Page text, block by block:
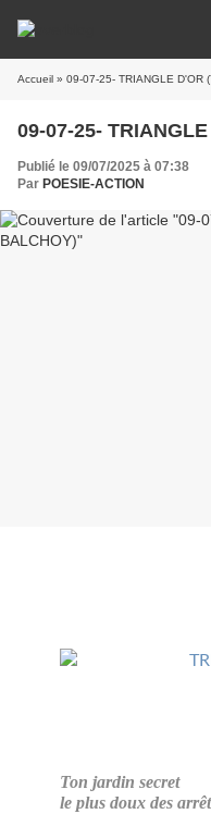
Accueil » 09-07-25- TRIANGLE D'OR
09-07-25-
Publié le 09/07/2025 à 07:38
Par POESIE-ACTION
Ton jardin secret
le plus doux des